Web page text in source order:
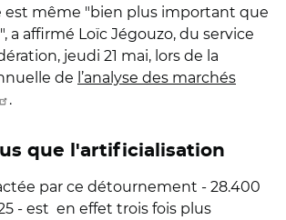
est même "bien plus important que
a affirmé Loïc Jégouzo, du service
jeudi 21 mai, lors de la
de l’analyse des marchés
.
que l'artificialisation
par ce détournement - 28.400
- est en effet trois fois plus